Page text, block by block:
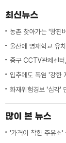
최신뉴스
농촌 찾아가는 '왕진
울산에 영재학교 유
중구 CCTV관제센
입추에도 폭염 '강한
화재위험경보 '심각'
많이 본 뉴스
'가격이 착한 주유소'